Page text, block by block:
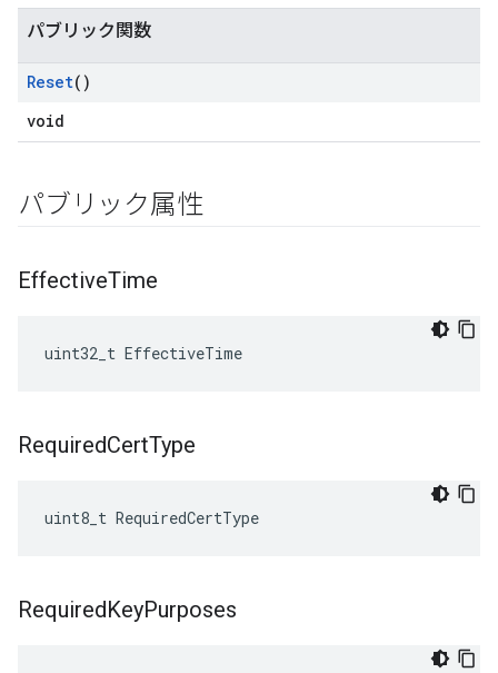
パブリック関数
Reset()
void
パブリック属性
EffectiveTime
uint32_t EffectiveTime
RequiredCertType
uint8_t RequiredCertType
RequiredKeyPurposes